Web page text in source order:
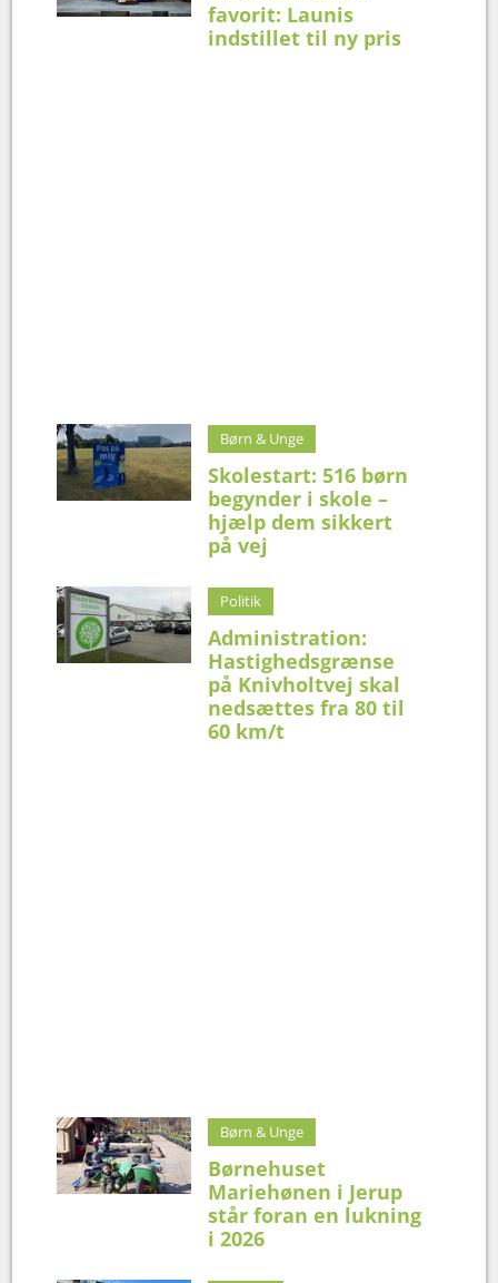
favorit: Launis
indstillet til ny pris
Børn & Unge
Skolestart: 516 børn
begynder i skole –
hjælp dem sikkert
på vej
Politik
Administration:
Hastighedsgrænse
på Knivholtvej skal
nedsættes fra 80 til
60 km/t
Børn & Unge
Børnehuset
Mariehønen i Jerup
står foran en lukning
i 2026